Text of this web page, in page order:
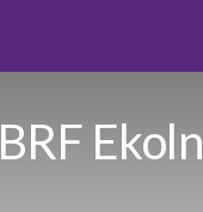
BRF Ekoln